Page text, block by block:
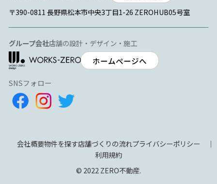
〒390-0811 長野県松本市中央3丁目1-26 ZEROHUB05号室
グループ会社店舗の設計・デザイン・施工
ホームページへ
SNSフォロー
会社概要物件を探す店舗づくりの流れプライバシーポリシー
利用規約
© 2022 ZERO不動産.